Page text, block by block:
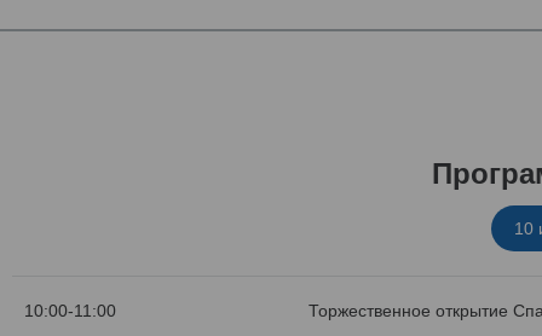
10
10:00-11:00 Торжественное открытие